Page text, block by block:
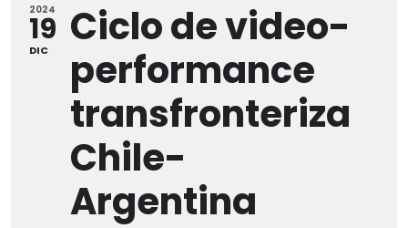
2024
19
DIC
Ciclo de video-
performance
transfronteriza
Chile-
Argentina